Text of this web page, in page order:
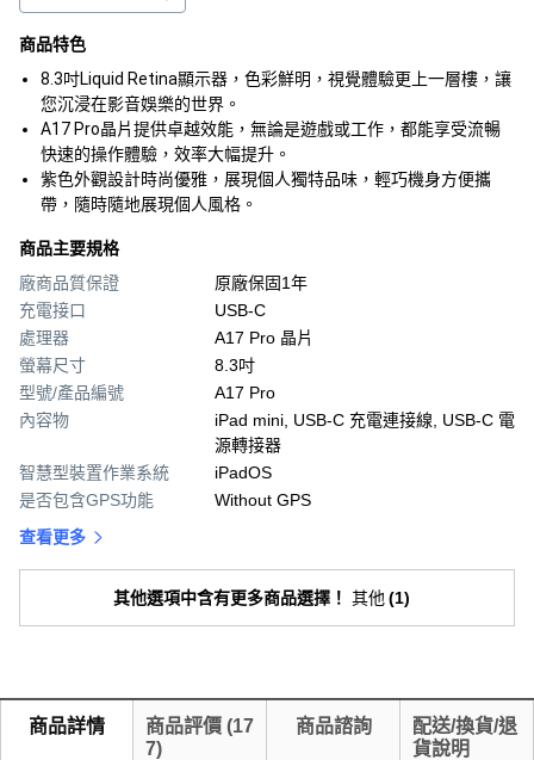
商品特色
8.3吋Liquid Retina顯示器，色彩鮮明，視覺體驗更上一層樓，讓
您沉浸在影音娛樂的世界。
A17 Pro晶片提供卓越效能，無論是遊戲或工作，都能享受流暢
快速的操作體驗，效率大幅提升。
紫色外觀設計時尚優雅，展現個人獨特品味，輕巧機身方便攜
帶，隨時隨地展現個人風格。
商品主要規格
廠商品質保證
原廠保固1年
充電接口
USB-C
處理器
A17 Pro 晶片
螢幕尺寸
8.3吋
型號/產品編號
A17 Pro
內容物
iPad mini, USB-C 充電連接線, USB-C 電
源轉接器
智慧型裝置作業系統
iPadOS
是否包含GPS功能
Without GPS
查看更多
其他選項中含有更多商品選擇！ 其他 (1)
商品詳情 商品評價 (17
7)
商品諮詢
配送/換貨/退
貨說明